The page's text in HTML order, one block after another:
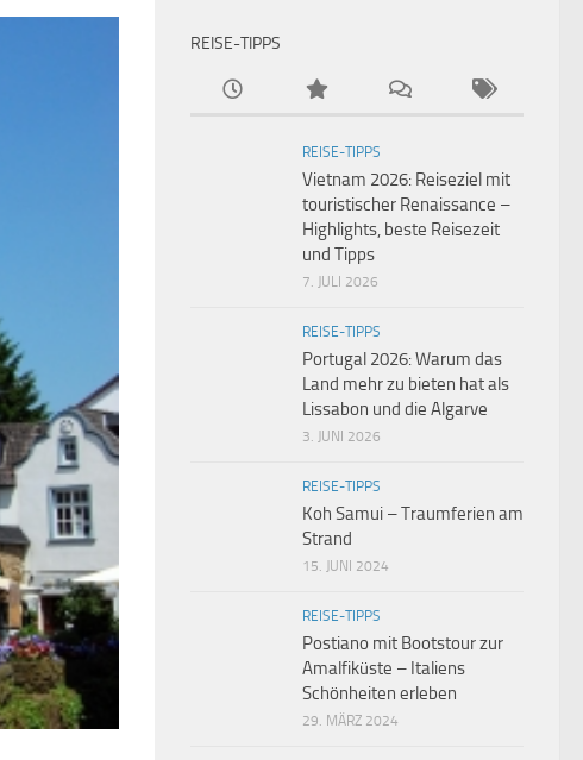
REISE-TIPPS
REISE-TIPPS
Vietnam 2026: Reiseziel mit
touristischer Renaissance –
Highlights, beste Reisezeit
und Tipps
7. JULI 2026
REISE-TIPPS
Portugal 2026: Warum das
Land mehr zu bieten hat als
Lissabon und die Algarve
3. JUNI 2026
REISE-TIPPS
Koh Samui – Traumferien am
Strand
15. JUNI 2024
REISE-TIPPS
Postiano mit Bootstour zur
Amalfiküste – Italiens
Schönheiten erleben
29. MÄRZ 2024